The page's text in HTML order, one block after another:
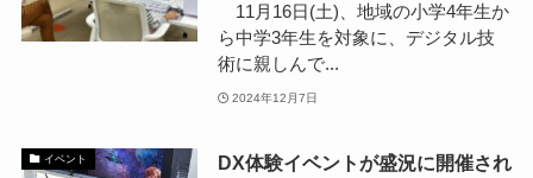
11月16日(土)、地域の小学4年生か
ら中学3年生を対象に、デジタル技
術に親しんで...
2024年12月7日
イベント
DX体験イベントが盛況に開催され